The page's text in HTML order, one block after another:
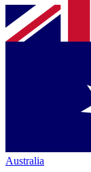
Australia